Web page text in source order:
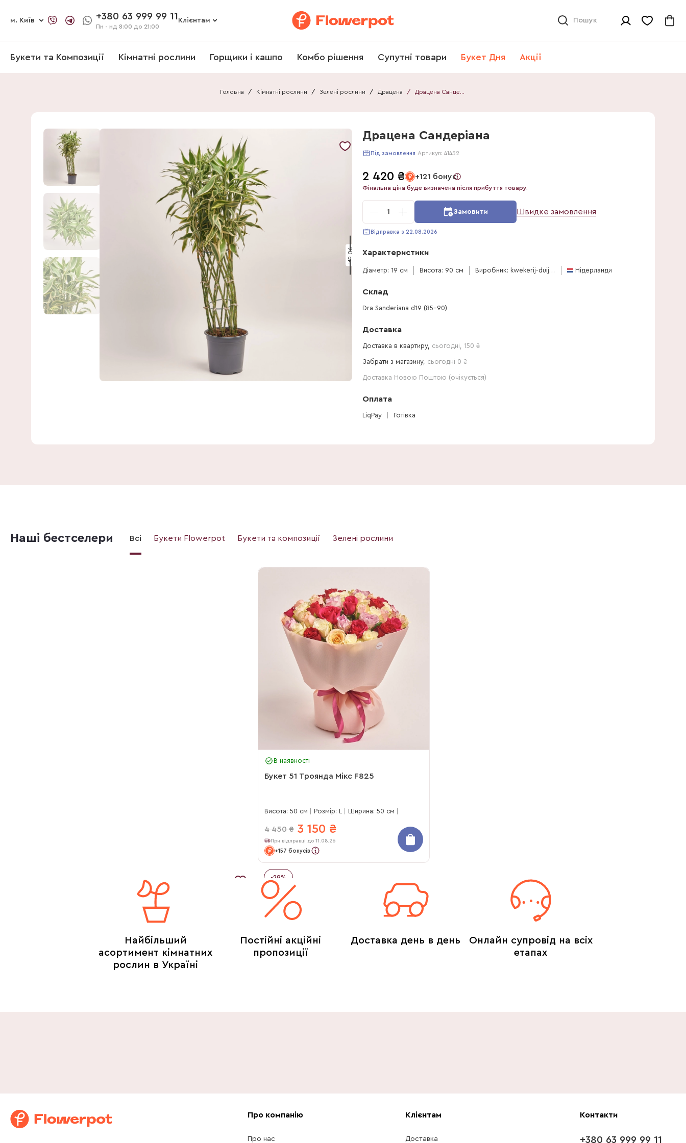
м. Київ +380 63 999 99 11
Пн - нд 8:00 до 21:00
Клієнтам Пошук
Букети та Композиції Кімнатні рослини Горщики і кашпо Комбо рішення Супутні товари Букет Дня Акції
Головна / Кімнатні рослини / Зелені рослини / Драцена / Драцена Сандеріана
90 см
Драцена Сандеріана
Під замовлення Артикул: 41452
2 420 ₴ +121 бонус
Фінальна ціна буде визначена після прибуття товару.
1 Замовити Швидке замовлення
Відправка з 22.08.2026
Характеристики
Діаметр: 19 см Висота: 90 см Виробник: kwekerij-duijn-hove-bv Нідерланди
Склад
Dra Sanderiana d19 (85-90)
Доставка
Доставка в квартиру, сьогодні 150 ₴
Забрати з магазину, сьогодні 0 ₴
Доставка Новою Поштою (очікується)
Оплата
LiqPay Готівка
Наші бестселери Всі Букети Flowerpot Букети та композиції Зелені рослини
В наявності
Букет 51 Троянда Мікс F825
Висота: 50 см Розмір: L Ширина: 50 см
4 450 ₴ 3 150 ₴
При відправці до 11.08.26
+157 бонусів
-29%
Найбільший
асортимент кімнатних
рослин в Україні
Постійні акційні
пропозиції
Доставка день в день
Онлайн супровід на всіх
етапах
Про компанію
Про нас
Клієнтам
Доставка
Контакти
+380 63 999 99 11